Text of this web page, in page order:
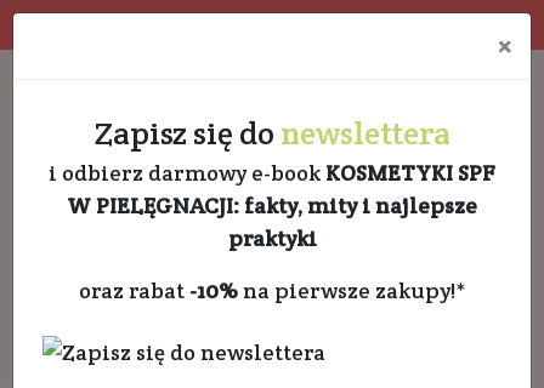
×
Zapisz się do newslettera
i odbierz darmowy e-book KOSMETYKI SPF
W PIELĘGNACJI: fakty, mity i najlepsze
praktyki
oraz rabat -10%na pierwsze zakupy!*